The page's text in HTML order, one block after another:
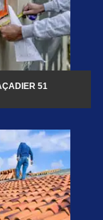
51